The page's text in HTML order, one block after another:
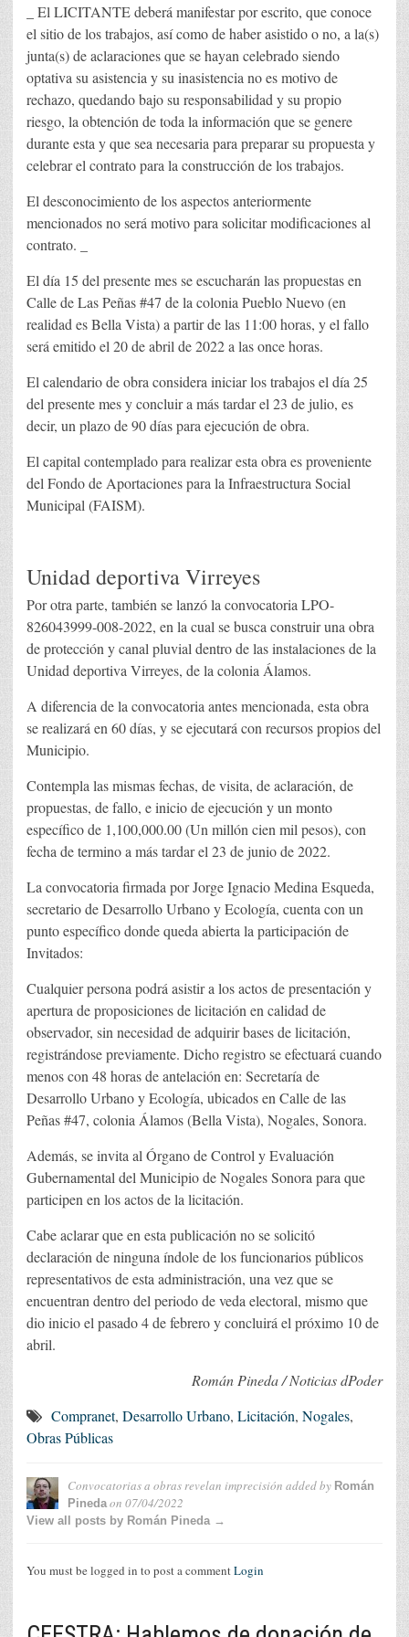
_ El LICITANTE deberá manifestar por escrito, que conoce
el sitio de los trabajos, así como de haber asistido o no, a la(s)
junta(s) de aclaraciones que se hayan celebrado siendo
optativa su asistencia y su inasistencia no es motivo de
rechazo, quedando bajo su responsabilidad y su propio
riesgo, la obtención de toda la información que se genere
durante esta y que sea necesaria para preparar su propuesta y
celebrar el contrato para la construcción de los trabajos.
El desconocimiento de los aspectos anteriormente
mencionados no será motivo para solicitar modificaciones al
contrato. _
El día 15 del presente mes se escucharán las propuestas en
Calle de Las Peñas #47 de la colonia Pueblo Nuevo (en
realidad es Bella Vista) a partir de las 11:00 horas, y el fallo
será emitido el 20 de abril de 2022 a las once horas.
El calendario de obra considera iniciar los trabajos el día 25
del presente mes y concluir a más tardar el 23 de julio, es
decir, un plazo de 90 días para ejecución de obra.
El capital contemplado para realizar esta obra es proveniente
del Fondo de Aportaciones para la Infraestructura Social
Municipal (FAISM).
Unidad deportiva Virreyes
Por otra parte, también se lanzó la convocatoria LPO-
826043999-008-2022, en la cual se busca construir una obra
de protección y canal pluvial dentro de las instalaciones de la
Unidad deportiva Virreyes, de la colonia Álamos.
A diferencia de la convocatoria antes mencionada, esta obra
se realizará en 60 días, y se ejecutará con recursos propios del
Municipio.
Contempla las mismas fechas, de visita, de aclaración, de
propuestas, de fallo, e inicio de ejecución y un monto
específico de 1,100,000.00 (Un millón cien mil pesos), con
fecha de termino a más tardar el 23 de junio de 2022.
La convocatoria firmada por Jorge Ignacio Medina Esqueda,
secretario de Desarrollo Urbano y Ecología, cuenta con un
punto específico donde queda abierta la participación de
Invitados:
Cualquier persona podrá asistir a los actos de presentación y
apertura de proposiciones de licitación en calidad de
observador, sin necesidad de adquirir bases de licitación,
registrándose previamente. Dicho registro se efectuará cuando
menos con 48 horas de antelación en: Secretaría de
Desarrollo Urbano y Ecología, ubicados en Calle de las
Peñas #47, colonia Álamos (Bella Vista), Nogales, Sonora.
Además, se invita al Órgano de Control y Evaluación
Gubernamental del Municipio de Nogales Sonora para que
participen en los actos de la licitación.
Cabe aclarar que en esta publicación no se solicitó
declaración de ninguna índole de los funcionarios públicos
representativos de esta administración, una vez que se
encuentran dentro del periodo de veda electoral, mismo que
dio inicio el pasado 4 de febrero y concluirá el próximo 10 de
abril.
Román Pineda / Noticias dPoder
Compranet, Desarrollo Urbano, Licitación, Nogales,
Obras Públicas
Convocatorias a obras revelan imprecisión added by Román
Pinedaon 07/04/2022
View all posts by Román Pineda →
You must be logged in to post a commentLogin